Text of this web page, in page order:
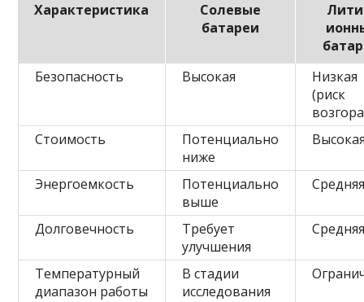
Характеристика
Солевые
батареи
Безопасность
Высокая
Низкая
(риск
Стоимость
Потенциально
ниже
Энергоемкость
Потенциально
выше
Долговечность
Требует
улучшения
Температурный
диапазон работы
В стадии
исследования